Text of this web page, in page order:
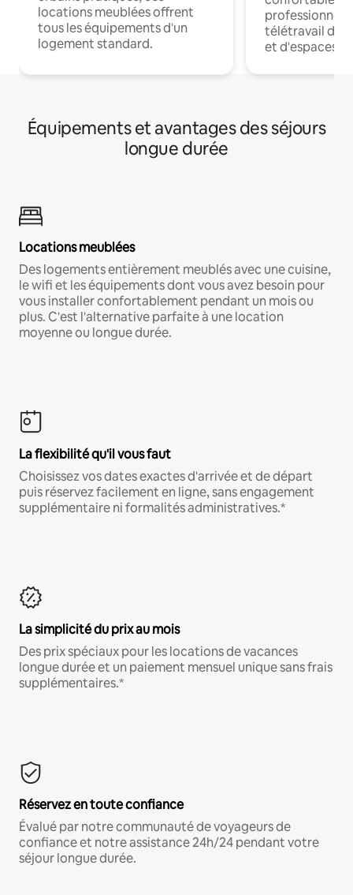
locations meublées offrent
tous les équipements d'un
logement standard.
professionnels
télétravail
et d'espaces
Équipements et avantages des séjours
longue durée
Locations meublées
Des logements entièrement meublés avec une cuisine,
le wifi et les équipements dont vous avez besoin pour
vous installer confortablement pendant un mois ou
plus. C'est l'alternative parfaite à une location
moyenne ou longue durée.
La flexibilité qu'il vous faut
Choisissez vos dates exactes d'arrivée et de départ
puis réservez facilement en ligne, sans engagement
supplémentaire ni formalités administratives.*
La simplicité du prix au mois
Des prix spéciaux pour les locations de vacances
longue durée et un paiement mensuel unique sans frais
supplémentaires.*
Réservez en toute confiance
Évalué par notre communauté de voyageurs de
confiance et notre assistance 24h/24 pendant votre
séjour longue durée.